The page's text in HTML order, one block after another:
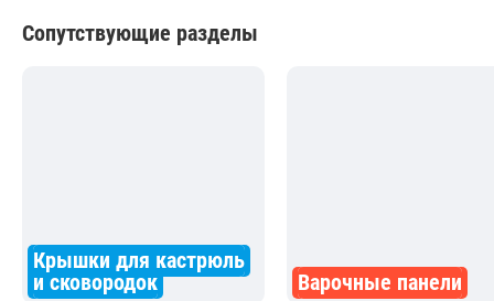
Сопутствующие разделы
Крышки для кастрюль
и сковородок
Варочные панели